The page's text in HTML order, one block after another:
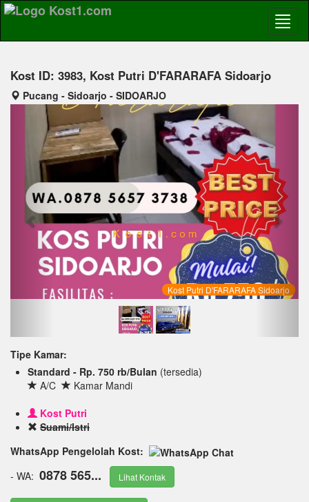
Kost ID: 3983, Kost Putri D'FARARAFA Sidoarjo
Pucang - Sidoarjo - SIDOARJO
Kost Putri D'FARARAFA Sidoarjo
Previous
Tipe Kamar:
Standard - Rp. 750 rb/Bulan (tersedia)
A/C
Kamar Mandi
Kost Putri
Suami/Istri
WhatsApp Pengelolah Kost:
- WA: 0878 565... Lihat Kontak